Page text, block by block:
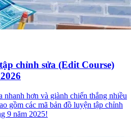
chỉnh sửa (Edit Course)
nhanh hơn và giành chiến thắng nhiều
gồm các mã bản đồ luyện tập chỉnh
9 năm 2025!